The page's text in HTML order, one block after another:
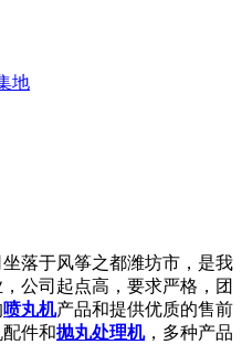
地
落于风筝之都潍坊市，是我
公司起点高，要求严格，团
喷丸机产品和提供优质的售前
件和抛丸处理机，多种产品